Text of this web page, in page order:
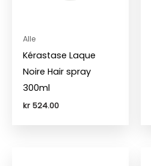
Alle
Kérastase Laque
Noire Hair spray
300ml
kr524.00